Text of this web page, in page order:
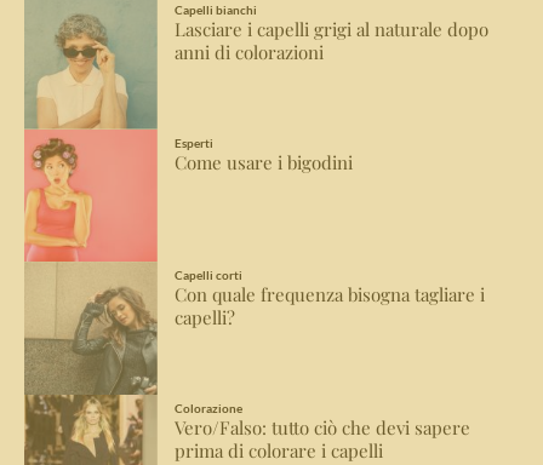
Capelli bianchi
Lasciare i capelli grigi al naturale dopo
anni di colorazioni
Esperti
Come usare i bigodini
Capelli corti
Con quale frequenza bisogna tagliare i
capelli?
Colorazione
Vero/Falso: tutto ciò che devi sapere
prima di colorare i capelli